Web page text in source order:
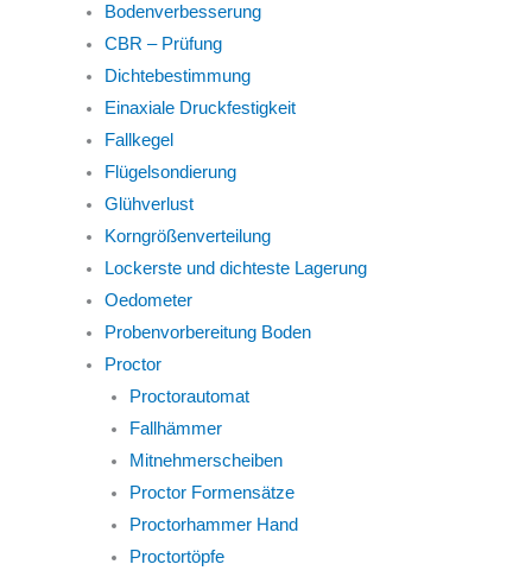
Bodenverbesserung
CBR – Prüfung
Dichtebestimmung
Einaxiale Druckfestigkeit
Fallkegel
Flügelsondierung
Glühverlust
Korngrößenverteilung
Lockerste und dichteste Lagerung
Oedometer
Probenvorbereitung Boden
Proctor
Proctorautomat
Fallhämmer
Mitnehmerscheiben
Proctor Formensätze
Proctorhammer Hand
Proctortöpfe